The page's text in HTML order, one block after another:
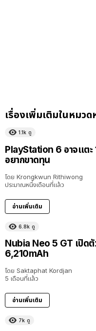
เรื่องเพิ่มเติมในหมวด
1.1k ดู
PlayStation 6 อาจแตะ
อยากขาดทุน
โดย Krongkwun Rithiwong
ประมาณหนึ่งเดือนที่แล้ว
อ่านเพิ่มเติม
6.8k ดู
Nubia Neo 5 GT เปิด
6,210mAh
โดย Saktaphat Kordjan
5 เดือนที่แล้ว
อ่านเพิ่มเติม
7k ดู